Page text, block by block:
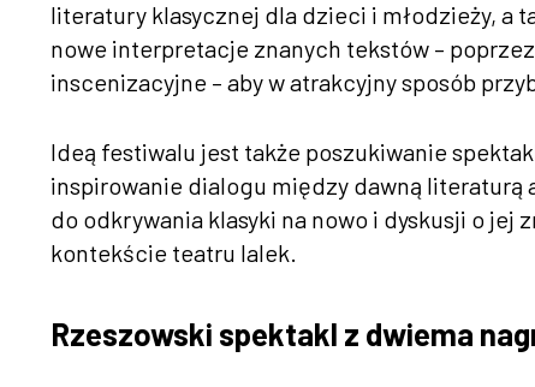
literatury klasycznej dla dzieci i młodzieży, a
nowe interpretacje znanych tekstów –
inscenizacyjne – aby w atrakcyjny sposób
Ideą festiwalu jest także poszukiwanie
inspirowanie dialogu między dawną literaturą
do odkrywania klasyki na nowo i dyskusji o
kontekście teatru lalek.
Rzeszowski spektakl z dwiema